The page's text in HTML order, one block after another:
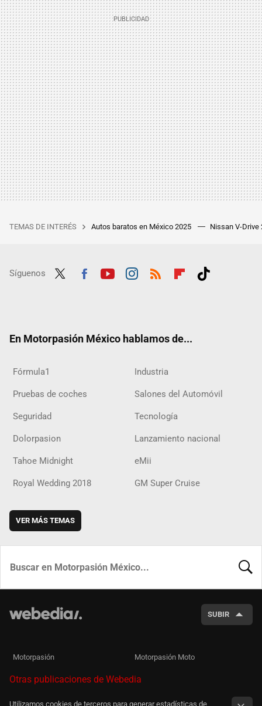
TEMAS DE INTERÉS Autos baratos en México 2025 Nissan V-Drive
Síguenos
En Motorpasión México hablamos de...
Fórmula1 Industria
Pruebas de coches Salones del Automóvil
Seguridad Tecnología
Dolorpasion Lanzamiento nacional
Tahoe Midnight eMii
Royal Wedding 2018 GM Super Cruise
VER MÁS TEMAS
SUBIR
Motorpasión Motorpasión Moto
Otras publicaciones de Webedia
Utilizamos cookies de terceros para generar estadísticas de